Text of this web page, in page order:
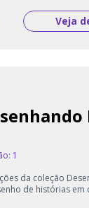
Veja
1
da coleção
de histórias